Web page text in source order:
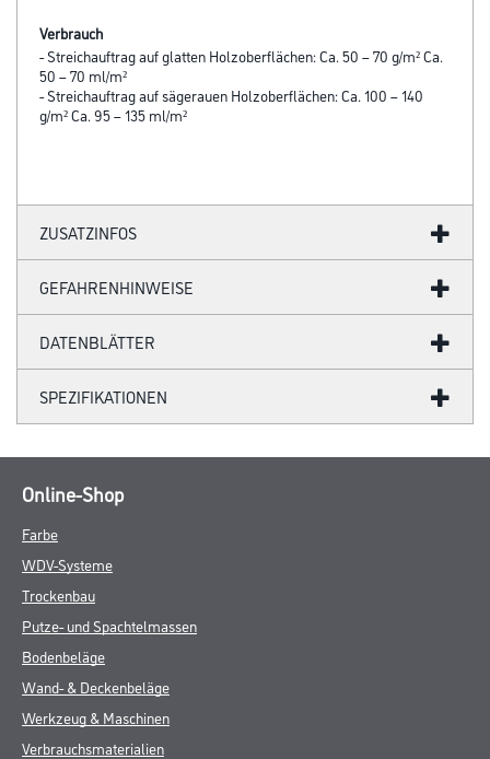
Verbrauch
- Streichauftrag auf glatten Holzoberflächen: Ca. 50 – 70 g/m² Ca.
50 – 70 ml/m²
- Streichauftrag auf sägerauen Holzoberflächen: Ca. 100 – 140
g/m² Ca. 95 – 135 ml/m²
ZUSATZINFOS
GEFAHRENHINWEISE
DATENBLÄTTER
SPEZIFIKATIONEN
Online-Shop
Farbe
WDV-Systeme
Trockenbau
Putze- und Spachtelmassen
Bodenbeläge
Wand- & Deckenbeläge
Werkzeug & Maschinen
Verbrauchsmaterialien